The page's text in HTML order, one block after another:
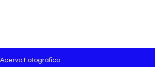
Acervo Fotográfico